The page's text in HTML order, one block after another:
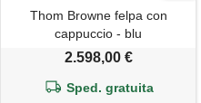
Thom Browne felpa con
cappuccio - blu
2.598,00 €
Sped. gratuita